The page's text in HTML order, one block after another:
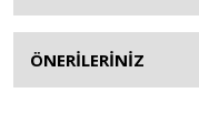
ÖNERİLERİNİZ